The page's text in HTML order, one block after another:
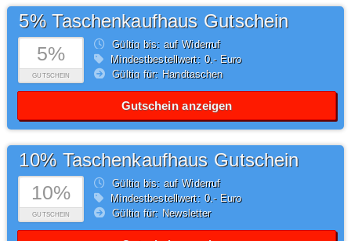
5%
GUTSCHEIN
5% Taschenkaufhaus Gutschein
Gültig bis: auf Widerruf
Mindestbestellwert: 0,- Euro
Gültig für: Handtaschen
Gutschein anzeigen
10%
GUTSCHEIN
10% Taschenkaufhaus Gutschein
Gültig bis: auf Widerruf
Mindestbestellwert: 0,- Euro
Gültig für: Newsletter